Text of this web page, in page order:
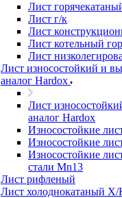
Лист
Лист г/к
Лист
Лист котельный
Лист
Лист износостойкий и
аналог Hardox
Лист
аналог Hardox
Износостойкие
Износостойкие
Износостойкие
стали Mn13
Лист рифленый
Лист холоднокатаный